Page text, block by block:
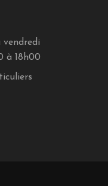
à 18h00